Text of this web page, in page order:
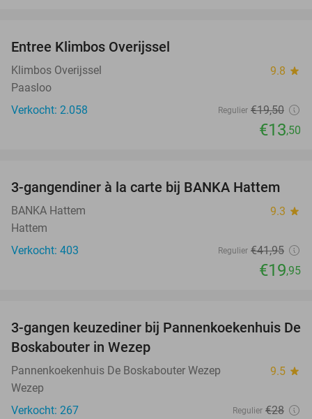
Entree Klimbos Overijssel
Klimbos Overijssel 9.8 star
Paasloo
Verkocht: 2.058
Regulier €19,50
€13,50
52%
3-gangendiner à la carte bij BANKA Hattem
BANKA Hattem 9.3 star
Hattem
Verkocht: 403
Regulier €41,95
€19,95
36%
3-gangen keuzediner bij Pannenkoekenhuis De
Boskabouter in Wezep
Pannenkoekenhuis De Boskabouter Wezep 9.5 star
Wezep
Verkocht: 267
Regulier €28